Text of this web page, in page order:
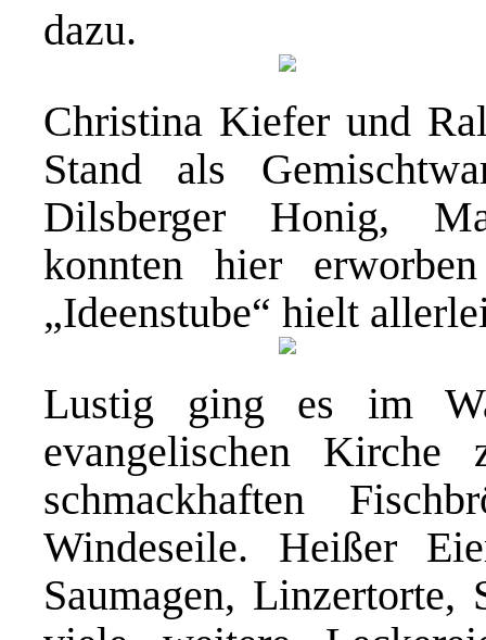
dazu.
Christina Kiefer und
Stand als
Dilsberger Honig,
konnten hier
„Ideenstube“ hielt
Lustig ging es im
evangelischen
schmackhaften
Windeseile. Heißer
Saumagen, Linzertorte,